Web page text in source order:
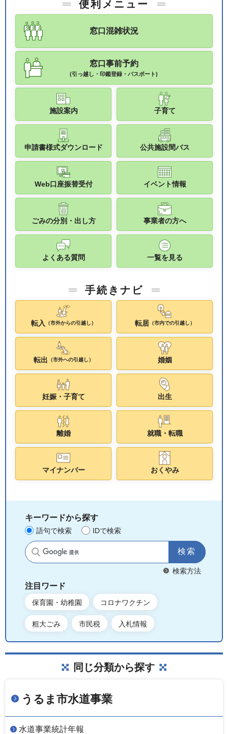
便利メニュー
窓口混雑状況
窓口事前予約
(引っ越し・印鑑登録・パスポート)
施設案内 子育て
申請書様式ダウンロード 公共施設間バス
Web口座振替受付 イベント情報
ごみの分別・出し方 事業者の方へ
よくある質問 一覧を見る
手続きナビ
転入 （市外からの引越し） 転居（市内での引越し）
転出 （市外への引越し） 婚姻
妊娠・子育て 出生
離婚 就職・転職
マイナンバー おくやみ
キーワードから探す
語句で検索 IDで検索
サイト内検索
検索方法
注目ワード
保育園・幼稚園 コロナワクチン
粗大ごみ 市民税 入札情報
同じ分類から探す
うるま市水道事業
水道事業統計年報